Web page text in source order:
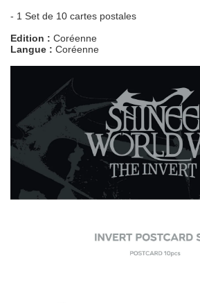
- 1 Set de 10 cartes postales
Edition : Coréenne
Langue : Coréenne